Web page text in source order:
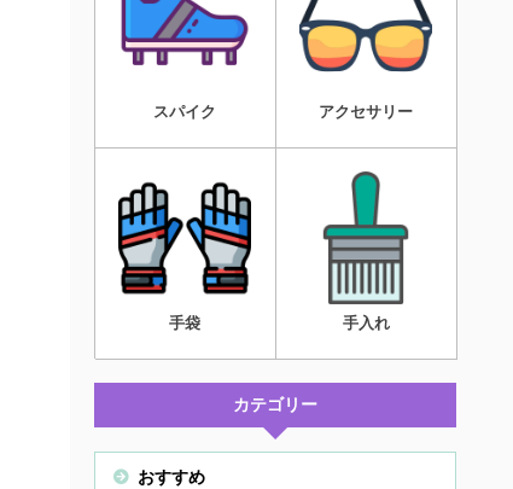
スパイク アクセサリー
手袋 手入れ
カテゴリー
おすすめ